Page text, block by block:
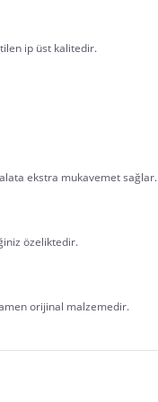
ip üst kalitedir.
ekstra mukavemet sağlar.
özeliktedir.
orijinal malzemedir.